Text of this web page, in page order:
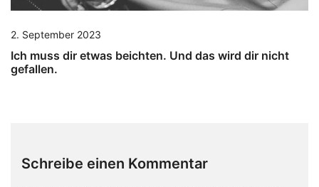
2. September 2023
Ich muss dir etwas beichten. Und das wird dir nicht
gefallen.
Schreibe einen Kommentar